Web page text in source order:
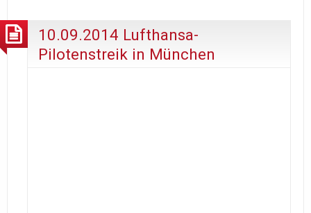
10.09.2014 Lufthansa-
Pilotenstreik in München